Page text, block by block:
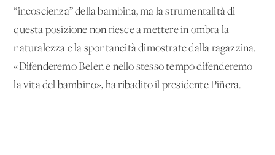
“incoscienza” della bambina, ma la strumentalità di
questa posizione non riesce a mettere in ombra la
naturalezza e la spontaneità dimostrate dalla ragazzina.
«Difenderemo Belen e nello stesso tempo difenderemo
la vita del bambino», ha ribadito il presidente Piñera.